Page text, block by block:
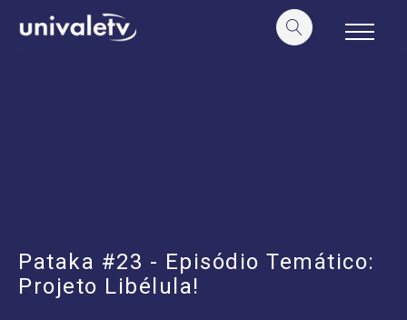
conteúdo
Pataka #23 - Episódio Temático:
Projeto Libélula!